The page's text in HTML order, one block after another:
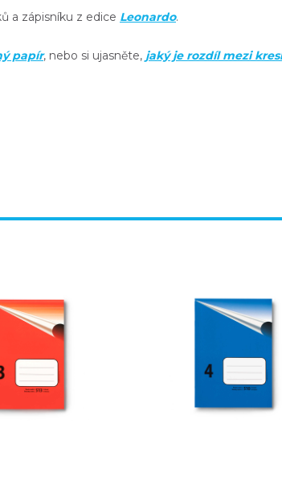
a zápisníku z edice Leonardo.
papír, nebo si ujasněte, jaký je rozdíl mezi